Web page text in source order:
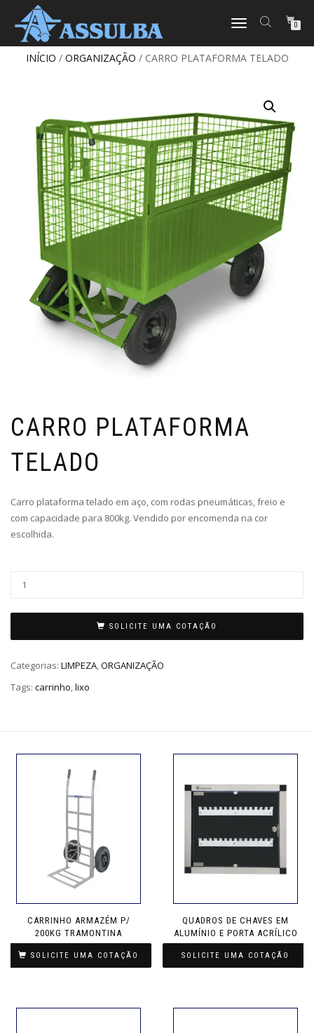
ALTERNAR
0
INÍCIO / ORGANIZAÇÃO / CARRO PLATAFORMA TELADO
CARRO PLATAFORMA
TELADO
Carro plataforma telado em aço, com rodas pneumáticas, freio e
com capacidade para 800kg. Vendido por encomenda na cor
escolhida.
SOLICITE UMA COTAÇÃO
Categorias: LIMPEZA,ORGANIZAÇÃO
Tags: carrinho,lixo
CARRINHO ARMAZÉM P/
200KG TRAMONTINA
SOLICITE UMA COTAÇÃO
QUADROS DE CHAVES EM
ALUMÍNIO E PORTA ACRÍLICO
SOLICITE UMA COTAÇÃO
tem